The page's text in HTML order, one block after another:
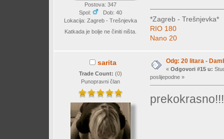
Postova: 347
Spol:
Dob: 40
Lokacija: Zagreb - Trešnjevka
Katkada je bolje ne činiti ništa.
*Zagreb - Trešnjevka*
RIO 180
Nano 20
sarita
Trade Count: (0)
Punopravni član
Odg: 20 litara -
« Odgovori #15 u:
poslijepodne »